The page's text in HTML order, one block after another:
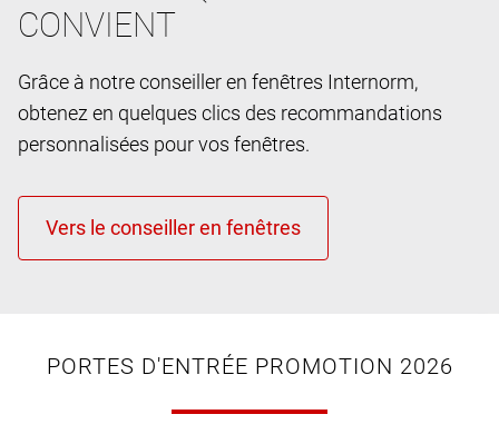
CONVIENT
Grâce à notre conseiller en fenêtres Internorm,
obtenez en quelques clics des recommandations
personnalisées pour vos fenêtres.
PORTES D'ENTRÉE PROMOTION 2026